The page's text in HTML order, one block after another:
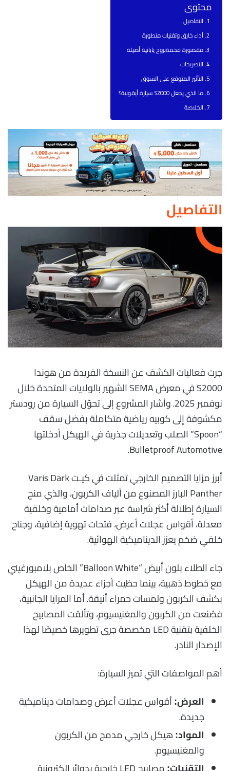
محتوى
التفاصيل
أداء خارق وتقنيات متطورة
مقصورة فخمةبروح يابانية أصيلة
التصريحات
التأثير المتوقع على السوق
ما الذي يجعل S2000 سيارة أيقونية؟
الخلاصة
التفاصيل
جرت فعاليات الكشف عن النسخة الفريدة من هوندا
S2000 في معرض SEMA الشهير بالولايات المتحدة خلال
نوفمبر 2025. وأشار المشروع إلى تحوّل السيارة من رودستر
مكشوفة إلى كوبيه رياضية متكاملة بفضل سقف
“Spoon” الصلب وتعديلات جذرية في الهيكل أدخلتها
Bulletproof Automotive.
أبرز مزايا التصميم الخارجي تمثلت في كيـت Varis Dark
Panther البارز المصنوع من ألياف الكربون، والذي منح
السيارة إطلالة أكثر شراسة عبر صدامات أمامية وخلفية
معدلة، أقواس عجلات أعرض، فتحات تهوية إضافية، وجناح
خلفي ضخم يعزز الديناميكية الهوائية.
جاء الطلاء بلون أبيض “Balloon White” الخاص بلامبورغيني
مع خطوط ذهبية، بينما حظيت أجزاء عديدة من الهيكل
بكشف الكربون ولمسات حمراء أنيقة. أما المرايا الجانبية،
فصُنعت من الكربون والمغنيسيوم، وتألقت المصابيح
الخلفية بتقنية LED مخصصة جرى تطويرها خصيصًا لهذا
الإصدار النادر.
أهم المواصفات التي تميز السيارة:
العرض: أقواس عجلات أعرض وصدامات ديناميكية
جديدة.
المواد: هيكل خارجي مدمج من الكربون
والمغنيسيوم.
التقنيات: